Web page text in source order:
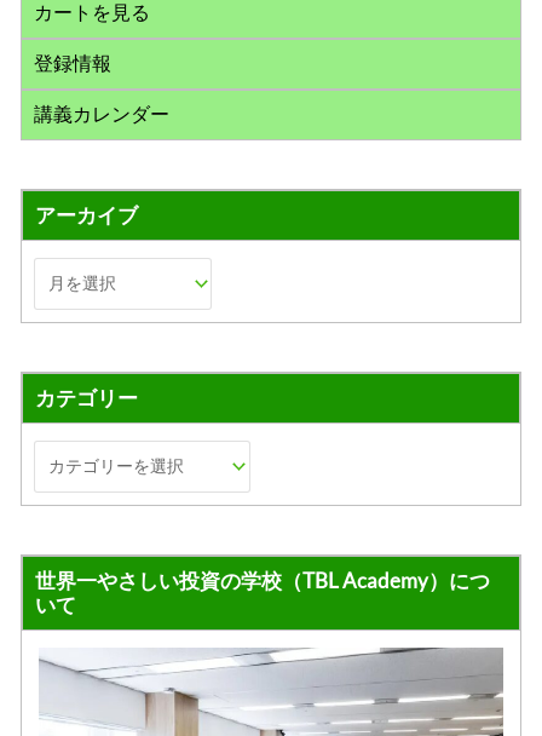
カートを見る
登録情報
講義カレンダー
アーカイブ
カテゴリー
世界一やさしい投資の学校（TBL Academy）につ
いて